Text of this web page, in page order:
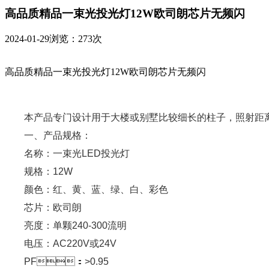
高品质精品一束光投光灯12W欧司朗芯片无频闪
2024-01-29浏览：273次
高品质精品一束光投光灯12W欧司朗芯片无频闪
本产品专门设计用于大楼或别墅比较细长的柱子，照射距离远
一、产品规格：
名称：一束光LED投光灯
规格：12W
颜色：红、黄、蓝、绿、白、彩色
芯片：欧司朗
亮度：单颗240-300流明
电压：AC220V或24V
PF：>0.95